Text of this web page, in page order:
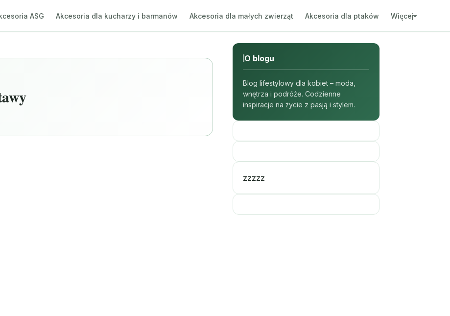
ASG Akcesoria dla kucharzy i barmanów Akcesoria dla małych zwierząt Akcesoria dla ptaków Więcej
O blogu
Blog lifestylowy dla kobiet – moda,
wnętrza i podróże. Codzienne
inspiracje na życie z pasją i stylem.
zzzzz